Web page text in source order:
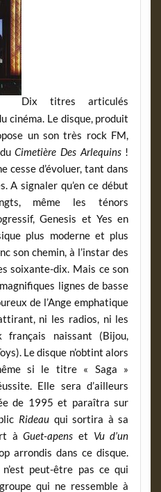
Dix titres articulés
cinéma. Le disque, produit
un son très rock FM,
duCimetière Des Arlequins!
cesse d’évoluer, tant dans
A signaler qu’en ce début
même les ténors
Genesis et Yes en
plus moderne et plus
son chemin, à l’instar des
soixante-dix. Mais ce son
lignes de basse
de l’Ange emphatique
ni les radios, ni les
français naissant (Bijou,
Le disque n’obtint alors
si le titre « Saga »
Elle sera d’ailleurs
de 1995 et paraîtra sur
Rideau qui sortira à sa
àGuet-apens et Vu d’un
arrondis dans ce disque.
peut-être pas ce qui
qui ne ressemble à